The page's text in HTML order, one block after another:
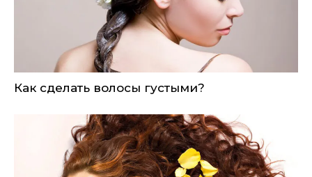
Как сделать волосы густыми?